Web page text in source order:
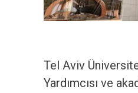
Tel Aviv
Yardımcısı ve